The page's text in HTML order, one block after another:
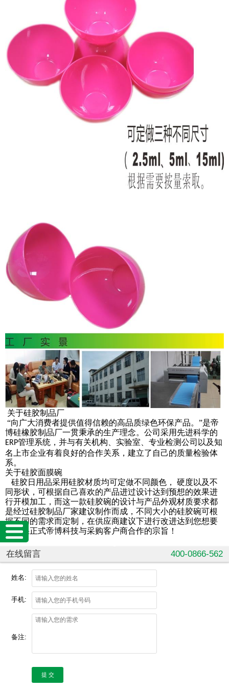
关于硅胶制品厂
“向广大消费者提供值得信赖的高品质绿色环保产品。”是帝
博硅橡胶制品厂一贯秉承的生产理念。公司采用先进科学的
ERP管理系统，并与有关机构、实验室、专业检测公司以及知
名上市企业有着良好的合作关系，建立了自己的质量检验体
系。
关于硅胶面膜碗
硅胶日用品采用硅胶材质均可定做不同颜色， 硬度以及不
同形状，可根据自己喜欢的产品进过设计达到预想的效果进
行开模加工，而这一款硅胶碗的设计与产品外观材质要求都
是经过硅胶制品厂家建议制作而成，不同大小的硅胶碗可根
据不同的需求而定制，在供应商建议下进行改进达到您想要
的效果正式帝博科技与采购客户商合作的宗旨！
在线留言 400-0866-562
姓名:
手机:
备注:
提 交